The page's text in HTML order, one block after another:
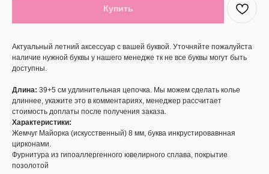
Купить
Актуальный летний аксессуар с вашей буквой. Уточняйте пожалуйста
наличие нужной буквы у нашего менедже тк не все буквы могут быть
доступны.
Длина: 39+5 см удлинительная цепочка. Мы можем сделать колье
длиннее, укажите это в комментариях, менеджер рассчитает
стоимость доплаты после получения заказа.
Характеристики:
Жемчуг Майорка (искусственный) 8 мм, буква инкрустировавнная
цирконами.
Фурнитура из гипоаллергенного ювелирного сплава, покрытие
позолотой